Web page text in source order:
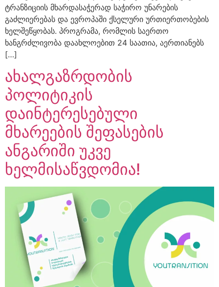
ტრანზიციის მხარდასაჭერად საჭირო უნარების
გაძლიერებას და ევროპაში ქსელური ურთიერთობების
ხელშეწყობას. პროგრამა, რომლის საერთო
ხანგრძლივობა დაახლოებით 24 საათია, აერთიანებს
[…]
ახალგაზრდობის
პოლიტიკის
დაინტერესებული
მხარეების შეფასების
ანგარიში უკვე
ხელმისაწვდომია!